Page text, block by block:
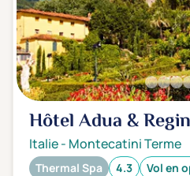
Transports &
Soins sans hébergement
Offre séjour + vol inclus
Hôtel Adua &
Italie- Montecatini Terme
Thermal Spa 4.3 Vol en